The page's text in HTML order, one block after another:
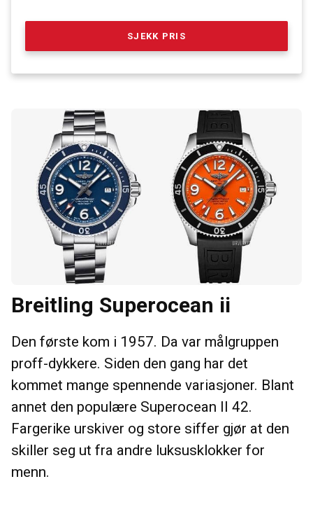
SJEKK PRIS
Breitling Superocean ii
Den første kom i 1957. Da var målgruppen
proff-dykkere. Siden den gang har det
kommet mange spennende variasjoner. Blant
annet den populære Superocean II 42.
Fargerike urskiver og store siffer gjør at den
skiller seg ut fra andre luksusklokker for
menn.